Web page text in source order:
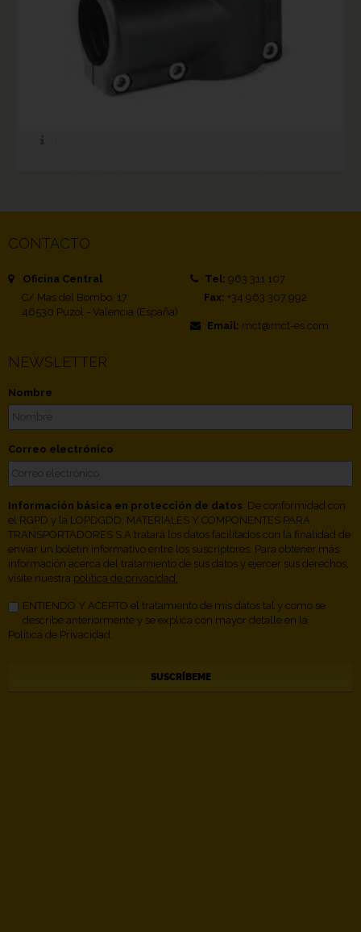
CONTACTO
Oficina Central
C/ Mas del Bombo, 17
46530 Puzol - Valencia (España)
Tel: 963 311 107
Fax: +34 963 307 992
Email: mct@mct-es.com
NEWSLETTER
Nombre
Correo electrónico
Información básica en protección de datos . De conformidad con
el RGPD y la LOPDGDD, MATERIALES Y COMPONENTES PARA
TRANSPORTADORES S.A tratará los datos facilitados con la finalidad de
enviar un boletín informativo entre los suscriptores. Para obtener más
información acerca del tratamiento de sus datos y ejercer sus derechos,
visite nuestra política de privacidad.
ENTIENDO Y ACEPTO el tratamiento de mis datos tal y como se
describe anteriormente y se explica con mayor detalle en la
Política de Privacidad.